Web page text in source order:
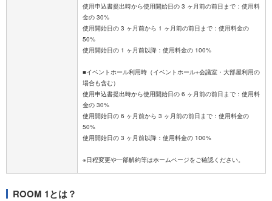
使用申込書提出時から使用開始日の 3 ヶ月前の前日まで：使用料
金の 30%
使用開始日の 3 ヶ月前から 1 ヶ月前の前日まで：使用料金の
50%
使用開始日の 1 ヶ月前以降：使用料金の 100%
■イベントホール利用時（イベントホール+会議室・大部屋利用の
場合も含む）
使用申込書提出時から使用開始日の 6 ヶ月前の前日まで：使用料
金の 30%
使用開始日の 6 ヶ月前から 3 ヶ月前の前日まで：使用料金の
50%
使用開始日の 3 ヶ月前以降：使用料金の 100%
ROOM 1とは？